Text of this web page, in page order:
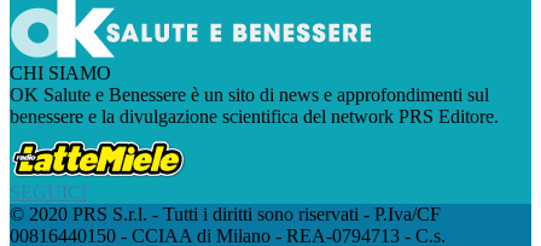
CHI SIAMO
OK Salute e Benessere è un sito di news e approfondimenti sul
benessere e la divulgazione scientifica del network PRS Editore.
SEGUICI
© 2020 PRS S.r.l. - Tutti i diritti sono riservati - P.Iva/CF
00816440150 - CCIAA di Milano - REA-0794713 - C.s.